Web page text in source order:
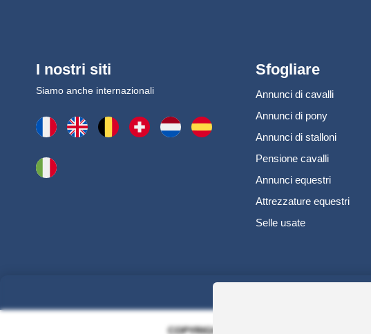
I nostri siti
Siamo anche internazionali
Sfogliare
Annunci di cavalli
Annunci di pony
Annunci di stalloni
Pensione cavalli
Annunci equestri
Attrezzature equestri
Selle usate
COPYRIGHT 2006 - 2025 - EQUIRODI SAS